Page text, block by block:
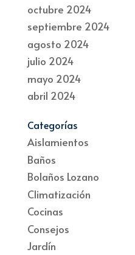
octubre 2024
septiembre 2024
agosto 2024
julio 2024
mayo 2024
abril 2024
Categorías
Aislamientos
Baños
Bolaños Lozano
Climatización
Cocinas
Consejos
Jardín